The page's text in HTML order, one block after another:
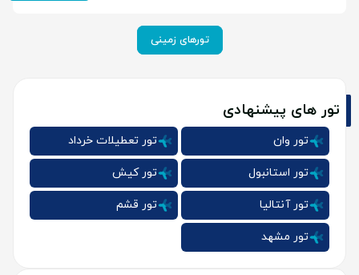
تورهای زمینی
تور های پیشنهادی
تور وان تور تعطیلات خرداد
تور استانبول تور کیش
تور آنتالیا تور قشم
تور مشهد